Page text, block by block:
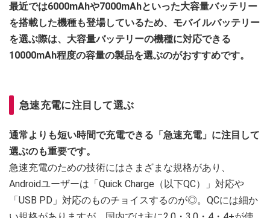
最近では6000mAhや7000mAhといった大容量バッテリー
を搭載した機種も登場しているため、モバイルバッテリー
を選ぶ際は、大容量バッテリーの機種に対応できる
10000mAh程度の容量の製品を選ぶのがおすすめです。
急速充電に注目して選ぶ
通常よりも短い時間で充電できる「急速充電」に注目して
選ぶのも重要です。
急速充電のための技術にはさまざまな規格があり、
Androidユーザーは「Quick Charge（以下QC）」対応や
「USB PD」対応のものチョイスするのが◎。QCには細か